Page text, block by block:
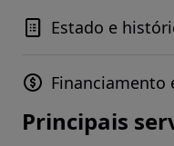
Estado e
Financiamento
Principais